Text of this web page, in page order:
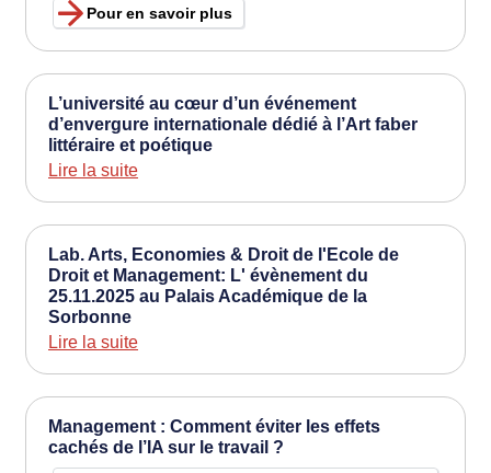
Pour en savoir plus
L’université au cœur d’un événement
d’envergure internationale dédié à l’Art faber
littéraire et poétique
Lire la suite
Lab. Arts, Economies & Droit de l'Ecole de
Droit et Management: L' évènement du
25.11.2025 au Palais Académique de la
Sorbonne
Lire la suite
Management : Comment éviter les effets
cachés de l’IA sur le travail ?